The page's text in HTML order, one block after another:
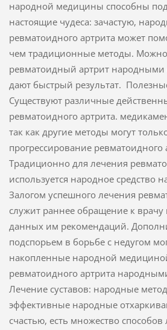
народной медицины способны
настоящие чудеса: зачастую,
ревматоидного артрита может
чем традиционные методы.
ревматоидный артрит народными
дают быстрый результат.
Существуют различные
ревматоидного артрита.
так как другие методы могут
прогрессирование ревматоидного
Традиционно для лечения
используется народное средство
Залогом успешного лечения
служит раннее обращение к врачу
данных им рекомендаций.
подспорьем в борьбе с недугом
накопленные народной
ревматоидного артрита
Лечение суставов: народные
эффективные народные
счастью, есть множество способов